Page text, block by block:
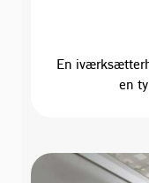
En
en